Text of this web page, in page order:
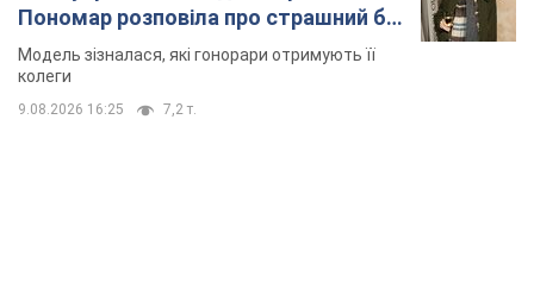
Пономар розповіла про страшний бік
модельної кар’єри
Модель зізналася, які гонорари отримують її
колеги
9.08.2026 16:25 7,2 т.